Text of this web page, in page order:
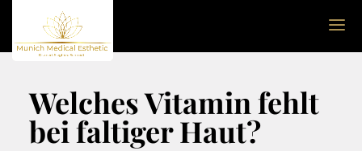
Welches Vitamin fehlt
bei faltiger Haut?